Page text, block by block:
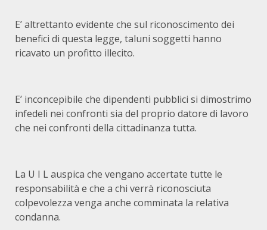
E’ altrettanto evidente che sul riconoscimento dei
benefici di questa legge, taluni soggetti hanno
ricavato un profitto illecito.
E’ inconcepibile che dipendenti pubblici si dimostrimo
infedeli nei confronti sia del proprio datore di lavoro
che nei confronti della cittadinanza tutta.
La U I L auspica che vengano accertate tutte le
responsabilità e che a chi verrà riconosciuta
colpevolezza venga anche comminata la relativa
condanna.